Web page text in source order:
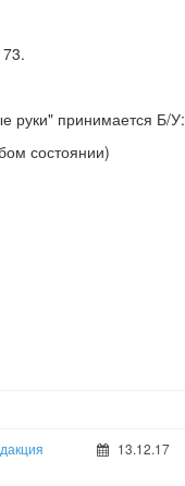
руки" принимается Б/У:
состоянии)
13.12.17